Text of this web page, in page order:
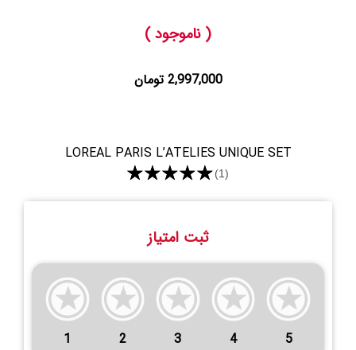
( ناموجود )
2,997,000 تومان
LOREAL PARIS L’ATELIES UNIQUE SET
★★★★★(1)
ثبت امتیاز
1 2 3 4 5